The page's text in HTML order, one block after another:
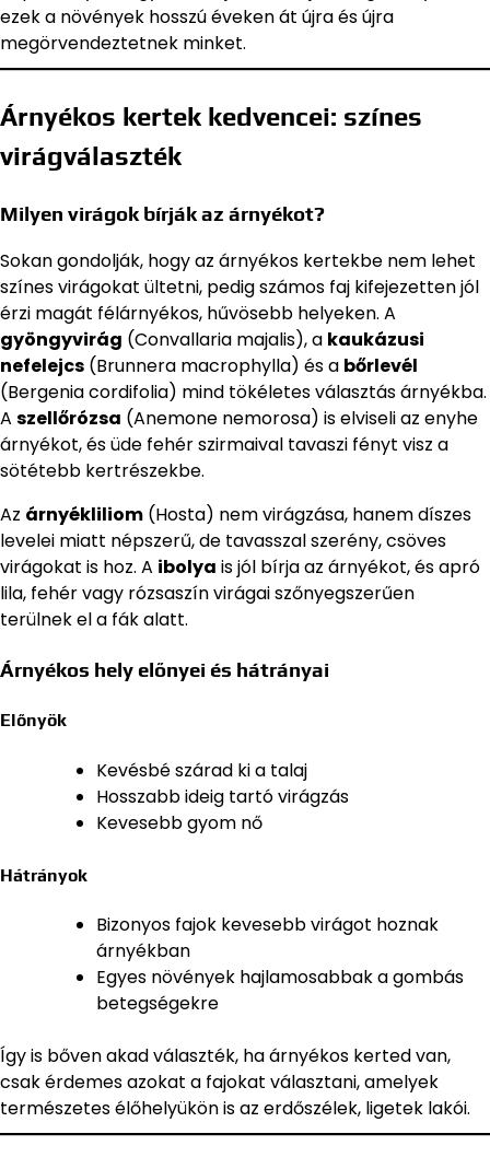
ezek a növények hosszú éveken át újra és újra
megörvendeztetnek minket.
Árnyékos kertek kedvencei: színes
virágválaszték
Milyen virágok bírják az árnyékot?
Sokan gondolják, hogy az árnyékos kertekbe nem lehet
színes virágokat ültetni, pedig számos faj kifejezetten jól
érzi magát félárnyékos, hűvösebb helyeken. A
gyöngyvirág (Convallaria majalis), a kaukázusi
nefelejcs (Brunnera macrophylla) és a bőrlevél
(Bergenia cordifolia) mind tökéletes választás árnyékba.
A szellőrózsa (Anemone nemorosa) is elviseli az enyhe
árnyékot, és üde fehér szirmaival tavaszi fényt visz a
sötétebb kertrészekbe.
Az árnyékliliom (Hosta) nem virágzása, hanem díszes
levelei miatt népszerű, de tavasszal szerény, csöves
virágokat is hoz. A ibolya is jól bírja az árnyékot, és apró
lila, fehér vagy rózsaszín virágai szőnyegszerűen
terülnek el a fák alatt.
Árnyékos hely előnyei és hátrányai
Előnyök
Kevésbé szárad ki a talaj
Hosszabb ideig tartó virágzás
Kevesebb gyom nő
Hátrányok
Bizonyos fajok kevesebb virágot hoznak
árnyékban
Egyes növények hajlamosabbak a gombás
betegségekre
Így is bőven akad választék, ha árnyékos kerted van,
csak érdemes azokat a fajokat választani, amelyek
természetes élőhelyükön is az erdőszélek, ligetek lakói.